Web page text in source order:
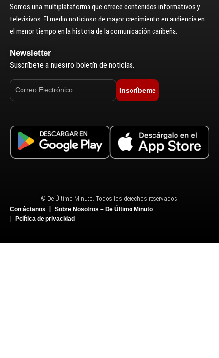
Somos una multiplataforma que ofrece contenidos informativos y
televisivos. El medio noticioso de mayor crecimiento en audiencia en
el menor tiempo en la historia de la comunicación caribeña.
Newsletter
Suscríbete a nuestro boletín de noticias.
Inscríbeme
© De Último Minuto. Todos los derechos reservados.
Contáctanos
Sobre Nosotros – De Último Minuto
Política de privacidad